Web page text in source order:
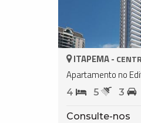
ITAPEMA -
4 5 3
Consulte-nos